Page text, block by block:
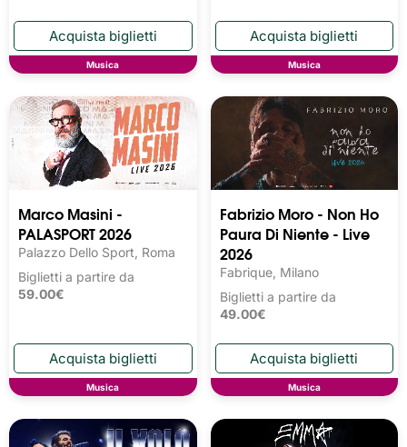
Musica Musica
Marco Masini -
PALASPORT 2026
Palazzo Dello Sport, Roma
Biglietti a partire da
59.00€
Musica
Fabrizio Moro - Non Ho
Paura Di Niente - Live
2026
Fabrique, Milano
Biglietti a partire da
49.00€
Musica